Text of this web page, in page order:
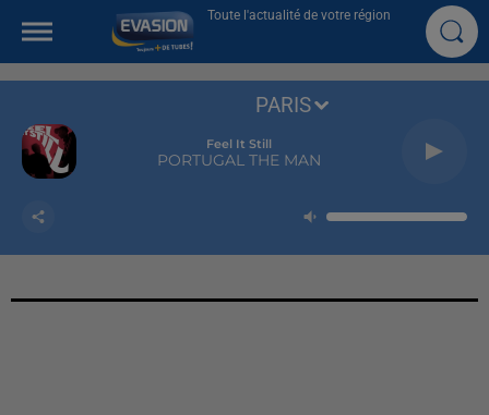
Toute l'actualité de votre région
Feel It Still
PORTUGAL THE MAN
PARIS